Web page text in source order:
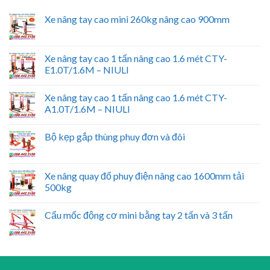
Xe nâng tay cao mini 260kg nâng cao 900mm
Xe nâng tay cao 1 tấn nâng cao 1.6 mét CTY-
E1.0T/1.6M – NIULI
Xe nâng tay cao 1 tấn nâng cao 1.6 mét CTY-
A1.0T/1.6M – NIULI
Bộ kẹp gắp thùng phuy đơn và đôi
Xe nâng quay đổ phuy điện nâng cao 1600mm tải
500kg
Cẩu mốc động cơ mini bằng tay 2 tấn và 3 tấn